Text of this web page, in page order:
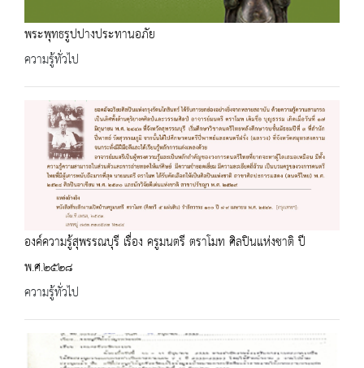
พระพุทธรูปปางประทานอภัย
ความรู้ทั่วไป
องค์ความรู้สุพรรณบุรี เรื่อง ครูมนตรี ตราโมท ศิลปินแห่งชาติ ปี
พ.ศ.๒๕๒๘
ความรู้ทั่วไป